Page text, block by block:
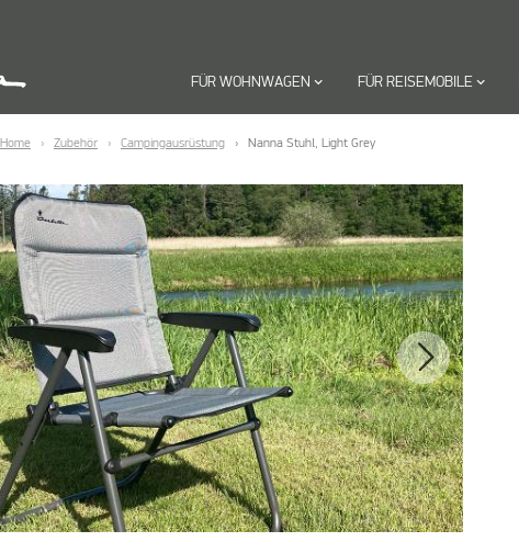
FÜR WOHNWAGEN keyboard_arrow_down FÜR REISEMOBILE keyboard_arrow_down
Home Zubehör Campingausrüstung Nanna Stuhl, Light Grey